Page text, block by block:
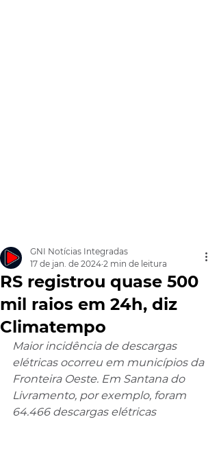
RS registrou quase 500
mil raios em 24h, diz
Climatempo
GNI Notícias Integradas
17 de jan. de 2024 2 min de leitura
Maior incidência de descargas
elétricas ocorreu em municípios da
Fronteira Oeste. Em Santana do
Livramento, por exemplo, foram
64.466 descargas elétricas